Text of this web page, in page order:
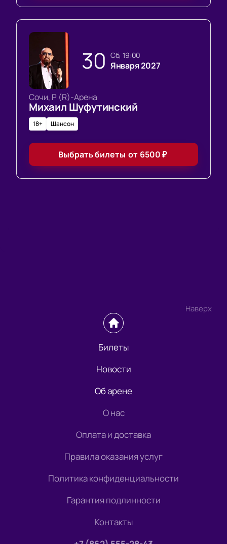
30 сб, 19:00
Января 2027
Сочи, Р (R)-Арена
Михаил Шуфутинский
18+ Шансон
Выбрать билеты от 6500₽
Наверх
Билеты
Новости
Об арене
О нас
Оплата и доставка
Правила оказания услуг
Политика конфиденциальности
Гарантия подлинности
Контакты